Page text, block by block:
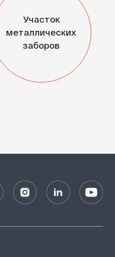
Участок
металлических
заборов